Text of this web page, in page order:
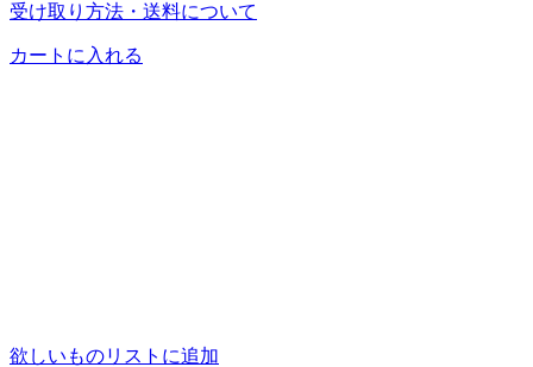
受け取り方法・送料について
カートに入れる
欲しいものリストに追加